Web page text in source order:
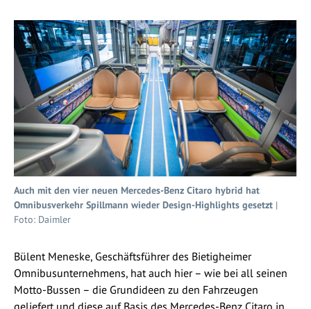
Auch mit den vier neuen Mercedes-Benz Citaro hybrid hat
Omnibusverkehr Spillmann wieder Design-Highlights gesetzt |
Foto: Daimler
Bülent Meneske, Geschäftsführer des Bietigheimer
Omnibusunternehmens, hat auch hier – wie bei all seinen
Motto-Bussen – die Grundideen zu den Fahrzeugen
geliefert und diese auf Basis des Mercedes-Benz Citaro in